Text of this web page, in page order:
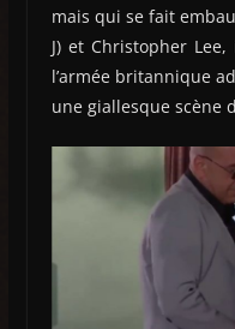
mais qui se fait
J) et Christopher
l’armée britannique
une giallesque scène